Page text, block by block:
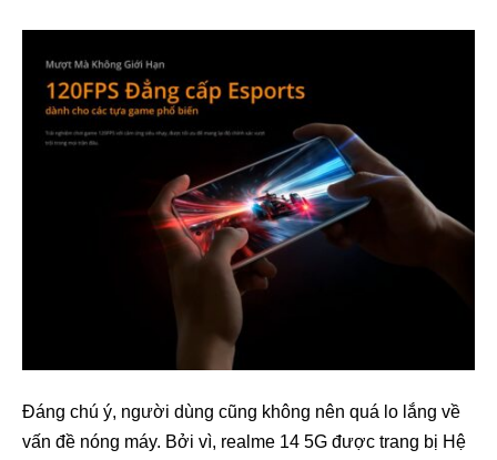
Đáng chú ý, người dùng cũng không nên quá lo lắng về
vấn đề nóng máy. Bởi vì, realme 14 5G được trang bị Hệ